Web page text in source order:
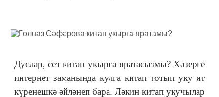
Дуслар, сез китап укырга яратасызмы? Хәзерге
интернет заманында кулга китап тотып уку ят
күренешкә әйләнеп бара. Ләкин китап укучылар